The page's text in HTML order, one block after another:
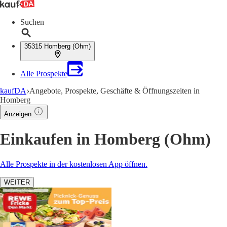
Suchen
35315 Homberg (Ohm)
Alle Prospekte
kaufDA Angebote, Prospekte, Geschäfte & Öffnungszeiten in
Homberg
Anzeigen
Einkaufen in Homberg (Ohm)
Alle Prospekte in der kostenlosen App öffnen.
WEITER